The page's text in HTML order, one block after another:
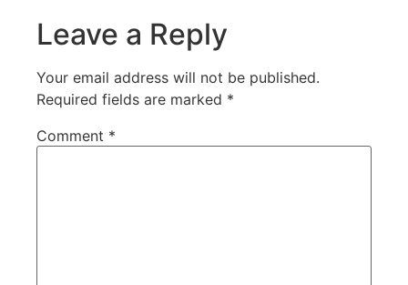
Leave a Reply
Your email address will not be published.
Required fields are marked *
Comment *